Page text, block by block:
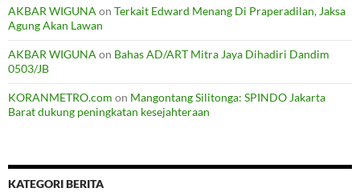
AKBAR WIGUNA on Terkait Edward Menang Di Praperadilan, Jaksa
Agung Akan Lawan
AKBAR WIGUNA on Bahas AD/ART Mitra Jaya Dihadiri Dandim
0503/JB
KORANMETRO.com on Mangontang Silitonga: SPINDO Jakarta
Barat dukung peningkatan kesejahteraan
KATEGORI BERITA